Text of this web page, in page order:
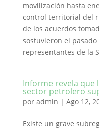
movilización hasta
control territorial del
de los acuerdos
sostuvieron el
representantes de la
Informe revela que
sector petrolero
por admin | Ago 12,
Existe un grave